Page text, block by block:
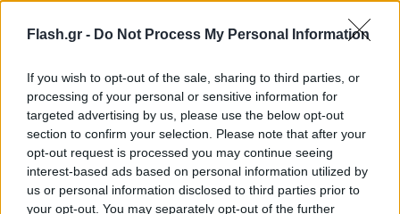
Flash.gr - Do Not Process My Personal Information
If you wish to opt-out of the sale, sharing to third parties, or
processing of your personal or sensitive information for
targeted advertising by us, please use the below opt-out
section to confirm your selection. Please note that after your
opt-out request is processed you may continue seeing
interest-based ads based on personal information utilized by
us or personal information disclosed to third parties prior to
your opt-out. You may separately opt-out of the further